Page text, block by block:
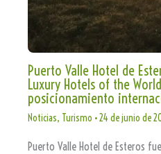
Puerto Valle Hotel de
Luxury Hotels of the
posicionamiento
Noticias, Turismo •24 de junio de
Puerto Valle Hotel de Esteros